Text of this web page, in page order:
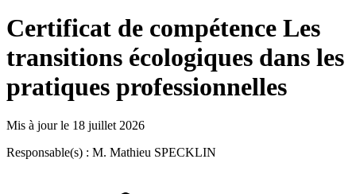
Certificat de compétence Les
transitions écologiques dans les
pratiques professionnelles
Mis à jour le 18 juillet 2026
Responsable(s) : M. Mathieu SPECKLIN